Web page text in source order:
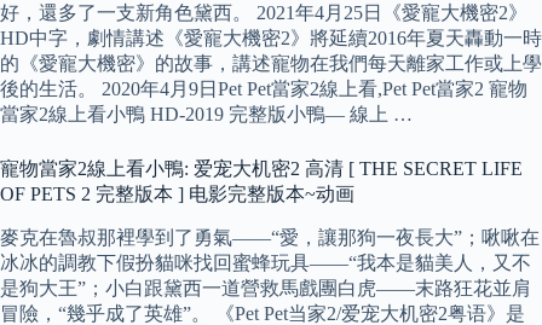
好，還多了一支新角色黛西。 2021年4月25日《愛寵大機密2》
HD中字，劇情講述《愛寵大機密2》將延續2016年夏天轟動一時
的《愛寵大機密》的故事，講述寵物在我們每天離家工作或上學
後的生活。 2020年4月9日Pet Pet當家2線上看,Pet Pet當家2 寵物
當家2線上看小鴨 HD-2019 完整版小鴨— 線上 …
寵物當家2線上看小鴨: 爱宠大机密2 高清 [ THE SECRET LIFE
OF PETS 2 完整版本 ] 电影完整版本~动画
麥克在魯叔那裡學到了勇氣——“愛，讓那狗一夜長大”；啾啾在
冰冰的調教下假扮貓咪找回蜜蜂玩具——“我本是貓美人，又不
是狗大王”；小白跟黛西一道營救馬戲團白虎——末路狂花並肩
冒險，“幾乎成了英雄”。 《Pet Pet当家2/爱宠大机密2粤语》是